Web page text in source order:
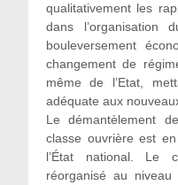
qualitativement les
dans l’organisation
bouleversement
changement de
même de l’Etat,
adéquate aux
Le démantèlement
classe ouvrière est
l’État national. Le
réorganisé au